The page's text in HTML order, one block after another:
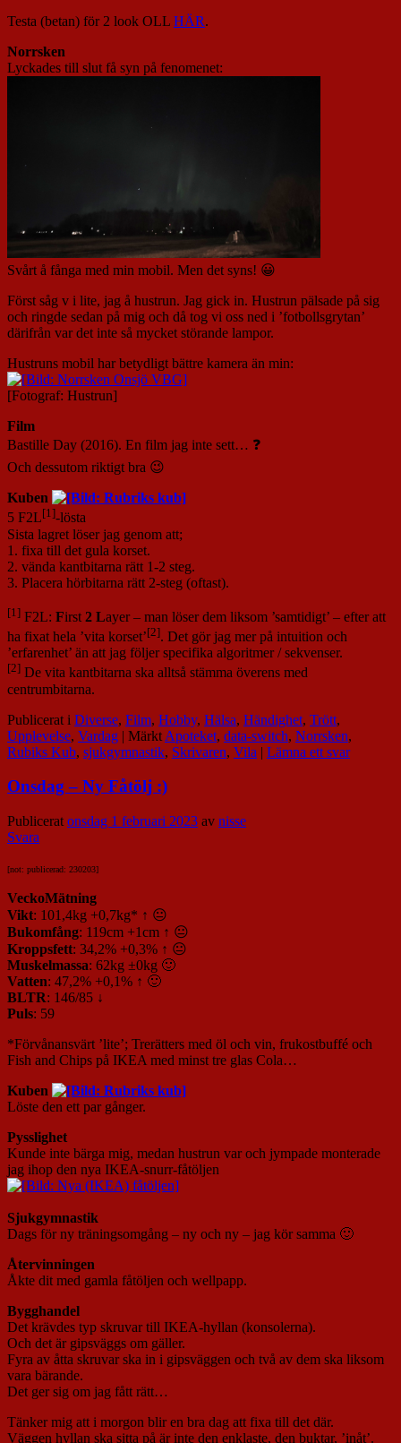
Testa (betan) för 2 look OLL HÄR.
Norrsken
Lyckades till slut få syn på fenomenet:
Svårt å fånga med min mobil. Men det syns! 😀
Först såg v i lite, jag å hustrun. Jag gick in. Hustrun pälsade på sig
och ringde sedan på mig och då tog vi oss ned i ’fotbollsgrytan’
därifrån var det inte så mycket störande lampor.
Hustruns mobil har betydligt bättre kamera än min:
[Fotograf: Hustrun]
Film
Bastille Day (2016). En film jag inte sett… ❓
Och dessutom riktigt bra 😉
Kuben
5 F2L[1]-lösta
Sista lagret löser jag genom att;
1. fixa till det gula korset.
2. vända kantbitarna rätt 1-2 steg.
3. Placera hörbitarna rätt 2-steg (oftast).
[1] F2L: First 2 Layer – man löser dem liksom ’samtidigt’ – efter att
ha fixat hela ’vita korset’[2]. Det gör jag mer på intuition och
’erfarenhet’ än att jag följer specifika algoritmer / sekvenser.
[2] De vita kantbitarna ska alltså stämma överens med
centrumbitarna.
Publicerat i Diverse, Film, Hobby, Hälsa, Händighet, Trött,
Upplevelse, Vardag | Märkt Apoteket, data-switch, Norrsken,
Rubiks Kub, sjukgymnastik, Skrivaren, Vila | Lämna ett svar
Onsdag – Ny Fåtölj :)
Publicerat onsdag 1 februari 2023 av nisse
Svara
[not: publicerad: 230203]
VeckoMätning
Vikt: 101,4kg +0,7kg* ↑ 😐
Bukomfång: 119cm +1cm ↑ 😐
Kroppsfett: 34,2% +0,3% ↑ 😐
Muskelmassa: 62kg ±0kg 🙂
Vatten: 47,2% +0,1% ↑ 🙂
BLTR: 146/85 ↓
Puls: 59
*Förvånansvärt ’lite’; Trerätters med öl och vin, frukostbuffé och
Fish and Chips på IKEA med minst tre glas Cola…
Kuben
Löste den ett par gånger.
Pysslighet
Kunde inte bärga mig, medan hustrun var och jympade monterade
jag ihop den nya IKEA-snurr-fåtöljen
Sjukgymnastik
Dags för ny träningsomgång – ny och ny – jag kör samma 🙂
Återvinningen
Åkte dit med gamla fåtöljen och wellpapp.
Bygghandel
Det krävdes typ skruvar till IKEA-hyllan (konsolerna).
Och det är gipsväggs om gäller.
Fyra av åtta skruvar ska in i gipsväggen och två av dem ska liksom
vara bärande.
Det ger sig om jag fått rätt…
Tänker mig att i morgon blir en bra dag att fixa till det där.
Väggen hyllan ska sitta på är inte den enklaste, den buktar, ’inåt’.